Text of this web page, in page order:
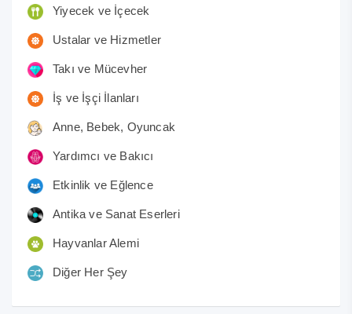
Yiyecek ve İçecek
Ustalar ve Hizmetler
Takı ve Mücevher
İş ve İşçi İlanları
Anne, Bebek, Oyuncak
Yardımcı ve Bakıcı
Etkinlik ve Eğlence
Antika ve Sanat Eserleri
Hayvanlar Alemi
Diğer Her Şey